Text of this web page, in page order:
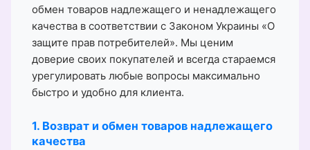
обмен товаров надлежащего и ненадлежащего
качества в соответствии с Законом Украины «О
защите прав потребителей». Мы ценим
доверие своих покупателей и всегда стараемся
урегулировать любые вопросы максимально
быстро и удобно для клиента.
1. Возврат и обмен товаров надлежащего
качества